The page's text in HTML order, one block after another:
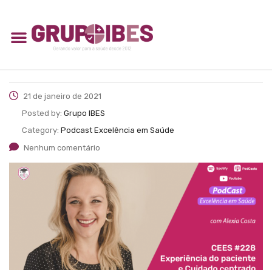
21 de janeiro de 2021
Posted by: Grupo IBES
Category: Podcast Excelência em Saúde
Nenhum comentário